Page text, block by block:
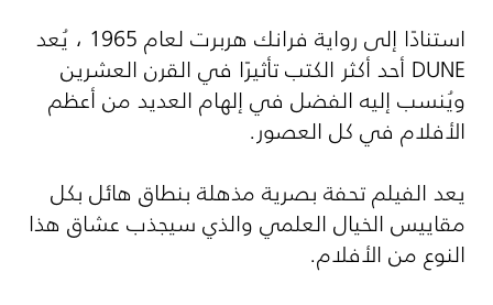
استنادًا إلى رواية فرانك هربرت لعام 1965 ، يُعد
DUNE أحد أكثر الكتب تأثيرًا في القرن العشرين
ويُنسب إليه الفضل في إلهام العديد من أعظم
الأفلام في كل العصور.
يعد الفيلم تحفة بصرية مذهلة بنطاق هائل بكل
مقاييس الخيال العلمي والذي سيجذب عشاق هذا
النوع من الأفلام.